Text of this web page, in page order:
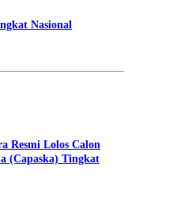
Nasional
Resmi Lolos Calon
(Capaska) Tingkat